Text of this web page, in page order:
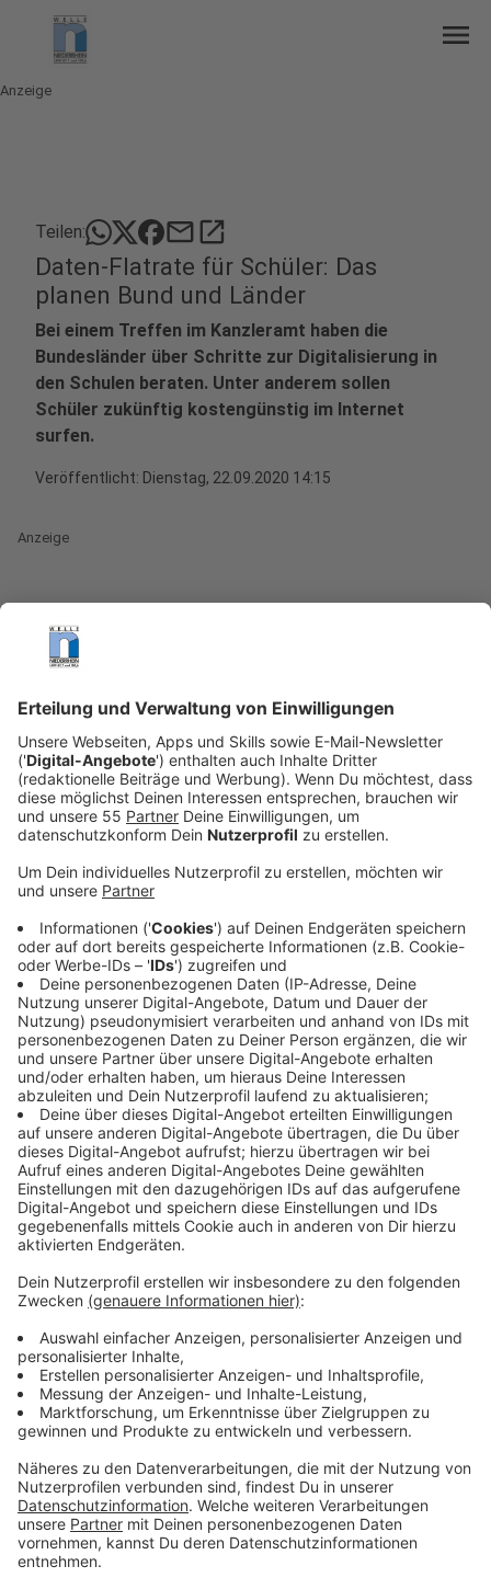
menu
Anzeige
Teilen: mailopen_in_new
Daten-Flatrate für Schüler: Das
planen Bund und Länder
Bei einem Treffen im Kanzleramt haben die
Bundesländer über Schritte zur Digitalisierung in
den Schulen beraten. Unter anderem sollen
Schüler zukünftig kostengünstig im Internet
surfen.
Veröffentlicht: Dienstag, 22.09.2020 14:15
Anzeige
Bildungseinrichtungen endlich vorankommen? Darüber
beraten seit Wochen Bund und Länder. Bislang steht
Bund den Ländern zur Verfügung gestellt wird. Ganz
konkrete Beschlüsse gibt es noch nicht, aber es gibt
zwei Vorhaben, die definitiv umgesetzt werden sollen.
Anzeige
Flatrate für Schüler: Datentarif soll bei zehn
Euro liegen
Anzeige
Bundesbildungsministerin Anja Karliczek möchte
nämlich eineDaten-Flatrate für Schülerbald
beschließen. Das Thema besteht in den
Gesprächskreisen seit August, nun ist es erneut
"angeschoben" worden. Karliczek sagte, dass sie sich
mit Telekommunikationsanbietern ausgetauscht habe
um eine günstige Datenflatrate für Schülerinnen und
Schüler zu erhalten, damit "sie ihre iPads auch
bespielen können." Das sei nun erfolgt. Sie habe sich
mit diesen Anbietern, unter anderem Telekom,
Vodafone & Co. auf einemonatliche Daten-Flatrate
nennt sie "Bildungsflatrate".
Anzeige
Für bedürftige Schüler werde diesekostenlossein,
sagte Karliczek. Finanziert werden die Flatrates durch
das Bildungs- und Teilhabepaket für Eltern mit
geringem Einkommen. Für Karliczek kommt es nun